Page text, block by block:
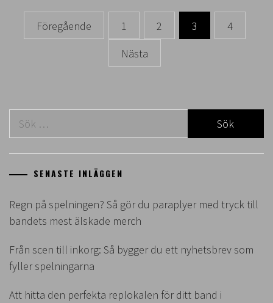
Sidnumrering
för
Föregående 1 2 3
4
Nästa
Sök
SENASTE INLÄGGEN
Regn på spelningen? Så gör du paraplyer med tryck till
bandets mest älskade merch
Från scen till inkorg: Så bygger du ett nyhetsbrev som
fyller spelningarna
Att hitta den perfekta replokalen för ditt band i